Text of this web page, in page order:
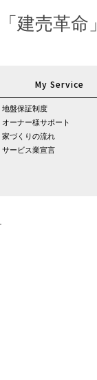
「建売革
My Service
地盤保証制度
オーナー様サポート
家づくりの流れ
サービス業宣言